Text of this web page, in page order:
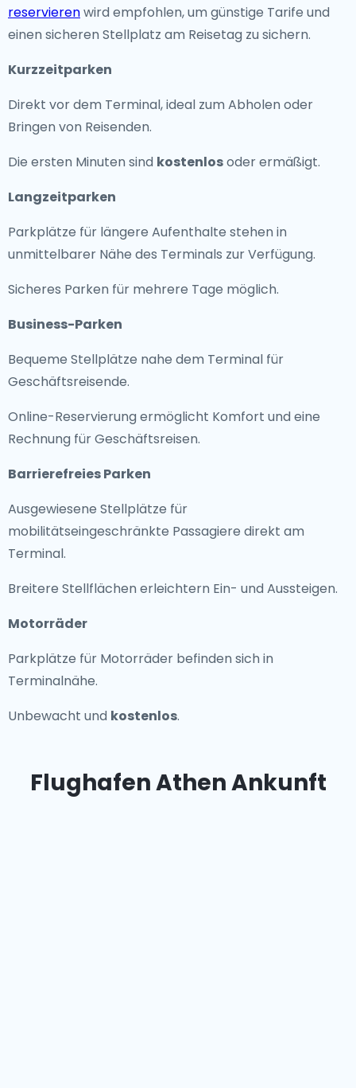
reservierenwird empfohlen, um günstige Tarife und
einen sicheren Stellplatz am Reisetag zu sichern.
Kurzzeitparken
Direkt vor dem Terminal, ideal zum Abholen oder
Bringen von Reisenden.
Die ersten Minuten sind kostenlosoder ermäßigt.
Langzeitparken
Parkplätze für längere Aufenthalte stehen in
unmittelbarer Nähe des Terminals zur Verfügung.
Sicheres Parken für mehrere Tage möglich.
Business-Parken
Bequeme Stellplätze nahe dem Terminal für
Geschäftsreisende.
Online-Reservierung ermöglicht Komfort und eine
Rechnung für Geschäftsreisen.
Barrierefreies Parken
Ausgewiesene Stellplätze für
mobilitätseingeschränkte Passagiere direkt am
Terminal.
Breitere Stellflächen erleichtern Ein- und Aussteigen.
Motorräder
Parkplätze für Motorräder befinden sich in
Terminalnähe.
Unbewacht und kostenlos.
Flughafen Athen Ankunft